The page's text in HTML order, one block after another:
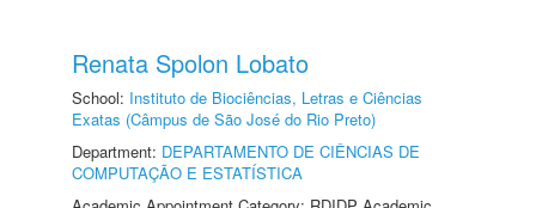
Renata Spolon Lobato
School: Instituto de Biociências, Letras e Ciências
Exatas (Câmpus de São José do Rio Preto)
Department: DEPARTAMENTO DE CIÊNCIAS DE
COMPUTAÇÃO E ESTATÍSTICA